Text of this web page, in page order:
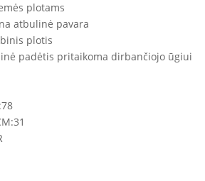
plotams
atbulinė pavara
plotis
padėtis pritaikoma dirbančiojo ūgiui
78
31